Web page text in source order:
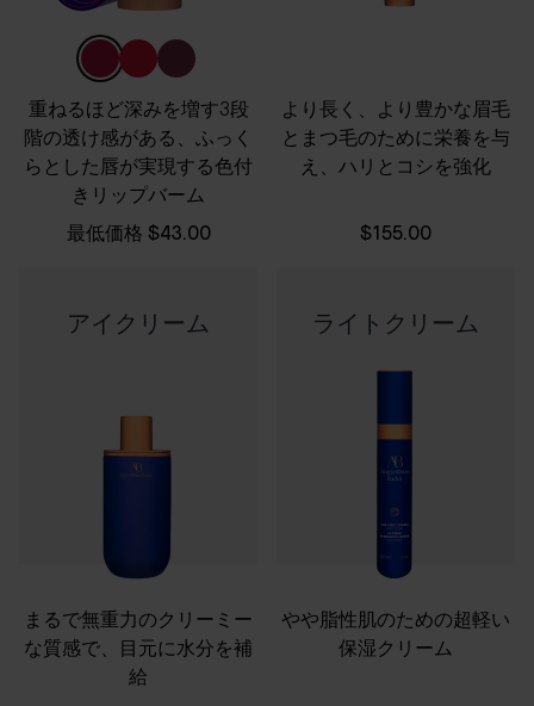
重ねるほど深みを増す3段
階の透け感がある、ふっく
らとした唇が実現する色付
きリップバーム
最低価格 $43.00
より長く、より豊かな眉毛
とまつ毛のために栄養を与
え、ハリとコシを強化
$155.00
アイクリーム
まるで無重力のクリーミー
な質感で、目元に水分を補
給
ライトクリーム
やや脂性肌のための超軽い
保湿クリーム